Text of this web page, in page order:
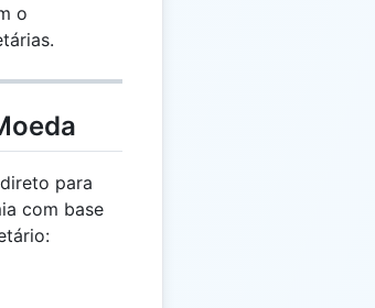
o
para
com base